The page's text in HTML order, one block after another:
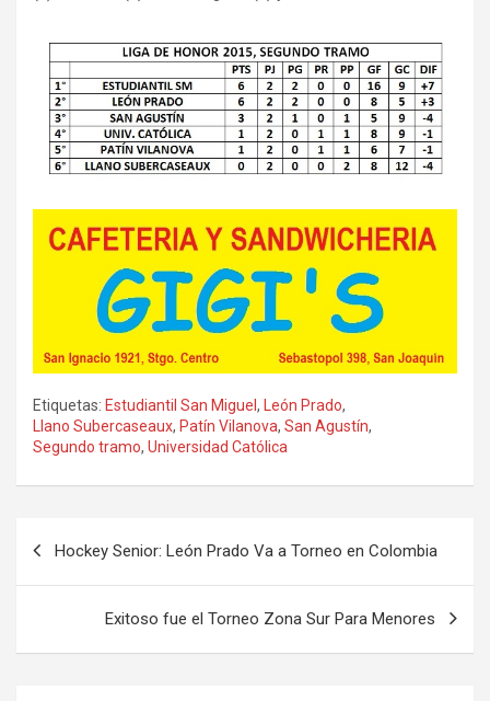
Etiquetas: Estudiantil San Miguel , León Prado,
Llano Subercaseaux, Patín Vilanova, San Agustín,
Segundo tramo, Universidad Católica
Hockey Senior: León Prado Va a Torneo en Colombia
Exitoso fue el Torneo Zona Sur Para Menores